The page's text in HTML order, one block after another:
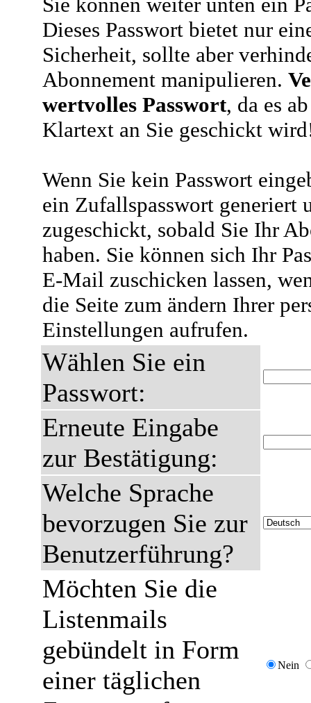
Dieses Passwort bietet nur
Sicherheit, sollte aber
Abonnement manipulieren.
wertvolles Passwort, da es
Klartext an Sie geschickt
Wenn Sie kein Passwort
ein Zufallspasswort generiert
zugeschickt, sobald Sie Ihr
haben. Sie können sich Ihr
E-Mail zuschicken lassen,
die Seite zum ändern Ihrer
Einstellungen aufrufen.
Wählen Sie ein
Passwort:
Erneute Eingabe
zur Bestätigung:
Welche Sprache
bevorzugen Sie zur
Benutzerführung?
Möchten Sie die
Listenmails
gebündelt in Form
einer täglichen
Nein